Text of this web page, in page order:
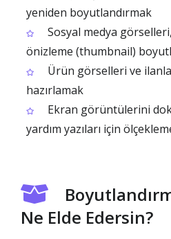
yeniden boyutlandırmak
Sosyal medya
önizleme (thumbnail)
Ürün görselleri ve
hazırlamak
Ekran görüntülerini
yardım yazıları için
Ne Elde Edersin?